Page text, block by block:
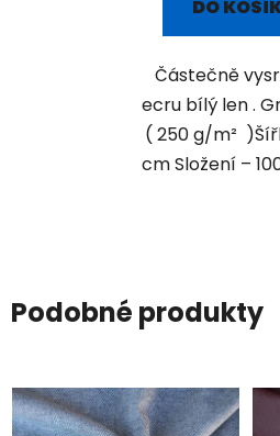
DO
Částečně
ecru bílý len .
( 250 g/m²
cm Složení –
Podobné produkty